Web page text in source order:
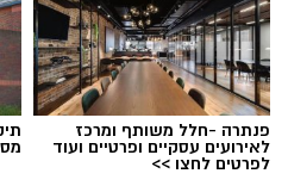
פנתרה -חלל משותף ומרכז
לאירועים עסקיים ופרטיים ועוד
לפרטים לחצו >>